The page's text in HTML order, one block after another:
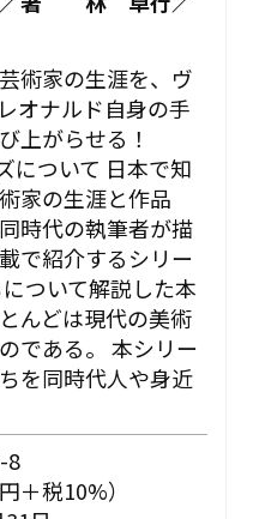
術家の生涯を、ヴ
オナルド自身の手
上がらせる！
について 日本で知
家の生涯と作品
時代の執筆者が描
で紹介するシリー
ついて解説した本
んどは現代の美術
である。 本シリー
を同時代人や身近
8
＋税10%）